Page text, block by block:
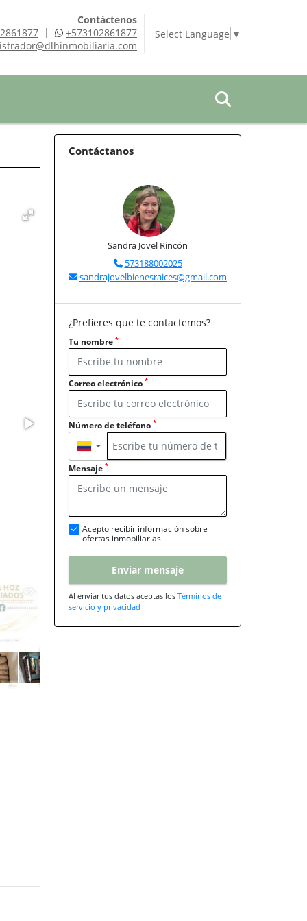
Contáctenos
|
+573102861877
Select Language ▼
Contáctanos
Sandra Jovel Rincón
573188002025
sandrajovelbienesraices@gmail.com
¿Prefieres que te contactemos?
Tu nombre *
Correo electrónico *
Número de teléfono *
▼
Mensaje *
Acepto recibir información sobre
ofertas inmobiliarias
Enviar mensaje
Al enviar tus datos aceptas los Términos de
servicio y privacidad